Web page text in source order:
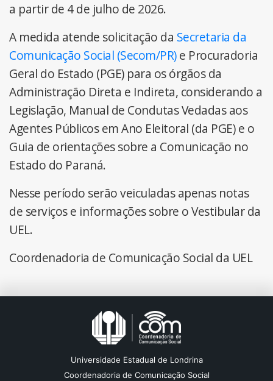
a partir de 4 de julho de 2026.
A medida atende solicitação da Secretaria da
Comunicação Social (Secom/PR)e Procuradoria
Geral do Estado (PGE) para os órgãos da
Administração Direta e Indireta, considerando a
Legislação, Manual de Condutas Vedadas aos
Agentes Públicos em Ano Eleitoral (da PGE) e o
Guia de orientações sobre a Comunicação no
Estado do Paraná.
Nesse período serão veiculadas apenas notas
de serviços e informações sobre o Vestibular da
UEL.
Coordenadoria de Comunicação Social da UEL
Universidade Estadual de Londrina
Coordenadoria de Comunicação Social